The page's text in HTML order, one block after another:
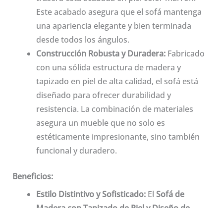
Este acabado asegura que el sofá mantenga
una apariencia elegante y bien terminada
desde todos los ángulos.
Construcción Robusta y Duradera:Fabricado
con una sólida estructura de madera y
tapizado en piel de alta calidad, el sofá está
diseñado para ofrecer durabilidad y
resistencia. La combinación de materiales
asegura un mueble que no solo es
estéticamente impresionante, sino también
funcional y duradero.
Beneficios:
Estilo Distintivo y Sofisticado:El Sofá de